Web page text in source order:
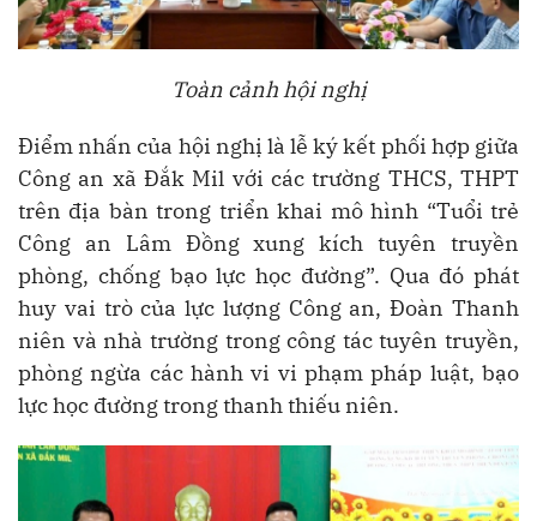
Toàn cảnh hội nghị
Điểm nhấn của hội nghị là lễ ký kết phối hợp giữa
Công an xã Đắk Mil với các trường THCS, THPT
trên địa bàn trong triển khai mô hình “Tuổi trẻ
Công an Lâm Đồng xung kích tuyên truyền
phòng, chống bạo lực học đường”. Qua đó phát
huy vai trò của lực lượng Công an, Đoàn Thanh
niên và nhà trường trong công tác tuyên truyền,
phòng ngừa các hành vi vi phạm pháp luật, bạo
lực học đường trong thanh thiếu niên.